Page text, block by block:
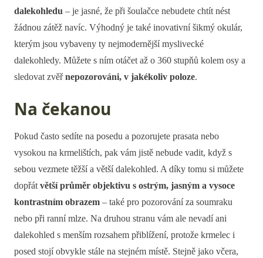
dalekohledu – je jasné, že při šoulačce nebudete chtít nést
žádnou zátěž navíc. Výhodný je také inovativní šikmý okulár,
kterým jsou vybaveny ty nejmodernější myslivecké
dalekohledy. Můžete s ním otáčet až o 360 stupňů kolem osy a
sledovat zvěřnepozorováni, v jakékoliv poloze.
Na čekanou
Pokud často sedíte na posedu a pozorujete prasata nebo
vysokou na krmelištích, pak vám jistě nebude vadit, když s
sebou vezmete těžší a větší dalekohled. A díky tomu si můžete
dopřát větší průměr objektivu s ostrým, jasným a vysoce
kontrastním obrazem – také pro pozorování za soumraku
nebo při ranní mlze. Na druhou stranu vám ale nevadí ani
dalekohled s menším rozsahem přiblížení, protože krmelec i
posed stojí obvykle stále na stejném místě. Stejně jako včera,